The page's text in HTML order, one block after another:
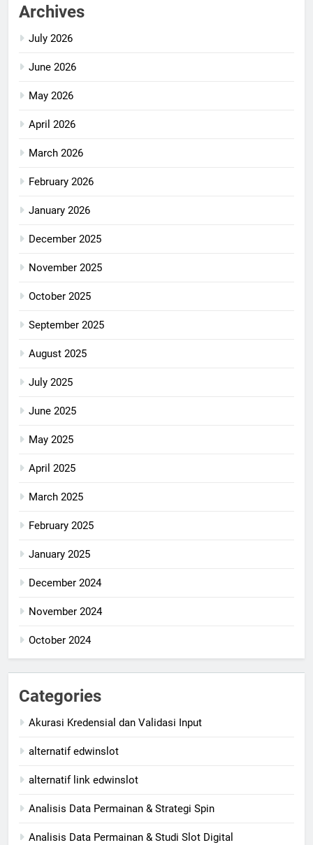
Archives
July 2026
June 2026
May 2026
April 2026
March 2026
February 2026
January 2026
December 2025
November 2025
October 2025
September 2025
August 2025
July 2025
June 2025
May 2025
April 2025
March 2025
February 2025
January 2025
December 2024
November 2024
October 2024
Categories
Akurasi Kredensial dan Validasi Input
alternatif edwinslot
alternatif link edwinslot
Analisis Data Permainan & Strategi Spin
Analisis Data Permainan & Studi Slot Digital